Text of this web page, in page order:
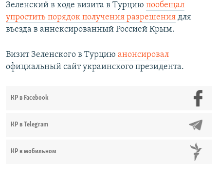
Зеленский в ходе визита в Турцию пообещал
упростить порядок получения разрешения для
въезда в аннексированный Россией Крым.
Визит Зеленского в Турцию анонсировал
официальный сайт украинского президента.
КР в Facebook
КР в Telegram
КР в мобильном